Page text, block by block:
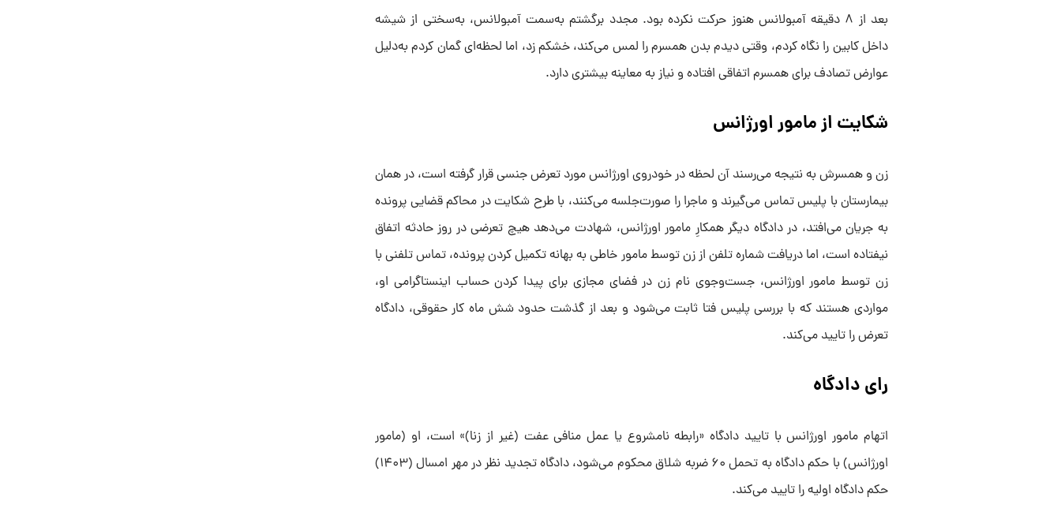
بعد از ۸ دقیقه آمبولانس هنوز حرکت نکرده بود. مجدد برگشتم به‌سمت آمبولانس، به‌سختی از شیشه
داخل کابین را نگاه کردم، وقتی دیدم بدن همسرم را لمس می‌کند، خشکم زد، اما لحظه‌ای گمان کردم به‌دلیل
عوارض تصادف برای همسرم اتفاقی افتاده و نیاز به معاینه بیشتری دارد.
شکایت از مامور اورژانس
زن و همسرش به نتیجه می‌رسند آن لحظه در خودروی اورژانس مورد تعرض جنسی قرار گرفته است، در همان
بیمارستان با پلیس تماس می‌گیرند و ماجرا را صورت‌جلسه می‌کنند، با طرح شکایت در محاکم قضایی پرونده
به جریان می‌افتد، در دادگاه دیگر همکارِ مامور اورژانس، شهادت می‌دهد هیچ تعرضی در روز حادثه اتفاق
نیفتاده است، اما دریافت شماره تلفن از زن توسط مامور خاطی به بهانه تکمیل کردن پرونده، تماس تلفنی با
زن توسط مامور اورژانس، جست‌وجوی نام زن در فضای مجازی برای پیدا کردن حساب اینستاگرامی او،
مواردی هستند که با بررسی پلیس فتا ثابت می‌شود و بعد از گذشت حدود شش ماه کار حقوقی، دادگاه
تعرض را تایید می‌کند.
رای دادگاه
اتهام مامور اورژانس با تایید دادگاه «رابطه نامشروع یا عمل منافی عفت (غیر از زنا)» است، او (مامور
اورژانس) با حکم دادگاه به تحمل ۶۰ ضربه شلاق محکوم می‌شود، دادگاه تجدید نظر در مهر امسال (۱۴۰۳)
حکم دادگاه اولیه را تایید می‌کند.